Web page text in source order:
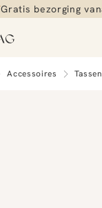
Gratis bezorging
Accessoires Tassen